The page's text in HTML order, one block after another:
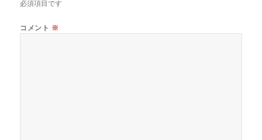
必須項目です
コメント ※